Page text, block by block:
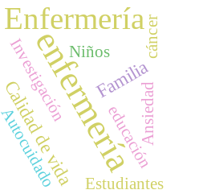
enfermería
Enfermería
Calidad de vida Familia
Ansiedad
Autocuidado Estudiantes
InvestigaciónNiños
educación
cáncer